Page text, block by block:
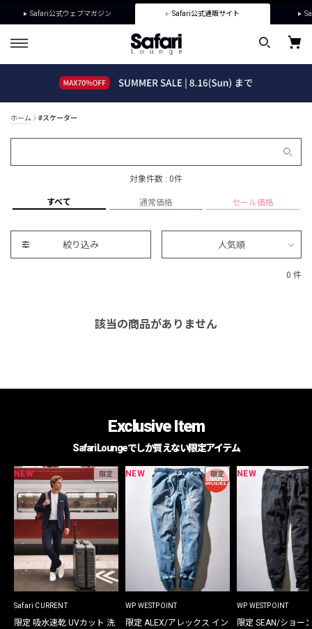
Safari公式ウェブマガジン Safari公式通販サイト
ホーム #スケーター
対象件数 : 0件
すべて 通常価格 セール価格
絞り込み 人気順
0 件
該当の商品がありません
Exclusive Item
Safari Loungeでしか買えない限定アイテム
NEW 限定
Safari CURRENT
限定 吸水速乾 UVカット 洗
NEW 限定
WP WESTPOINT
限定 ALEX/アレックス イン
NEW
WP WESTPOINT
限定 SEAN/ショー